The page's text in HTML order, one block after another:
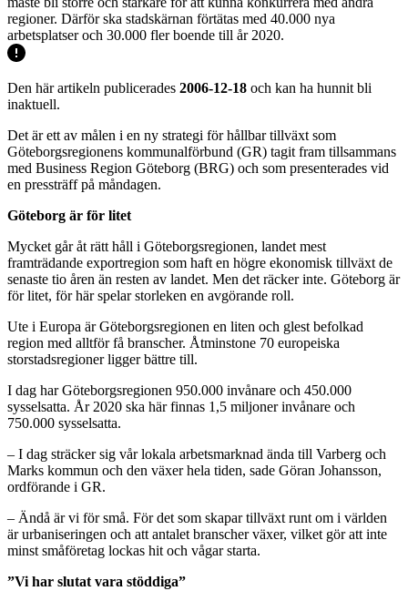
regioner. Därför ska stadskärnan förtätas med 40.000 nya
arbetsplatser och 30.000 fler boende till år 2020.
Den här artikeln publicerades 2006-12-18 och kan ha hunnit bli
inaktuell.
Det är ett av målen i en ny strategi för hållbar tillväxt som
Göteborgsregionens kommunalförbund (GR) tagit fram tillsammans
med Business Region Göteborg (BRG) och som presenterades vid
en pressträff på måndagen.
Göteborg är för litet
Mycket går åt rätt håll i Göteborgsregionen, landet mest
framträdande exportregion som haft en högre ekonomisk tillväxt de
senaste tio åren än resten av landet. Men det räcker inte. Göteborg är
för litet, för här spelar storleken en avgörande roll.
Ute i Europa är Göteborgsregionen en liten och glest befolkad
region med alltför få branscher. Åtminstone 70 europeiska
storstadsregioner ligger bättre till.
I dag har Göteborgsregionen 950.000 invånare och 450.000
sysselsatta. År 2020 ska här finnas 1,5 miljoner invånare och
750.000 sysselsatta.
– I dag sträcker sig vår lokala arbetsmarknad ända till Varberg och
Marks kommun och den växer hela tiden, sade Göran Johansson,
ordförande i GR.
– Ändå är vi för små. För det som skapar tillväxt runt om i världen
är urbaniseringen och att antalet branscher växer, vilket gör att inte
minst småföretag lockas hit och vågar starta.
”Vi har slutat vara stöddiga”